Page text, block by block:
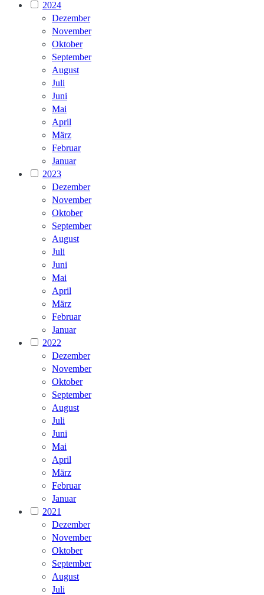
2024
Dezember
November
Oktober
September
August
Juli
Juni
Mai
April
März
Februar
Januar
2023
Dezember
November
Oktober
September
August
Juli
Juni
Mai
April
März
Februar
Januar
2022
Dezember
November
Oktober
September
August
Juli
Juni
Mai
April
März
Februar
Januar
2021
Dezember
November
Oktober
September
August
Juli